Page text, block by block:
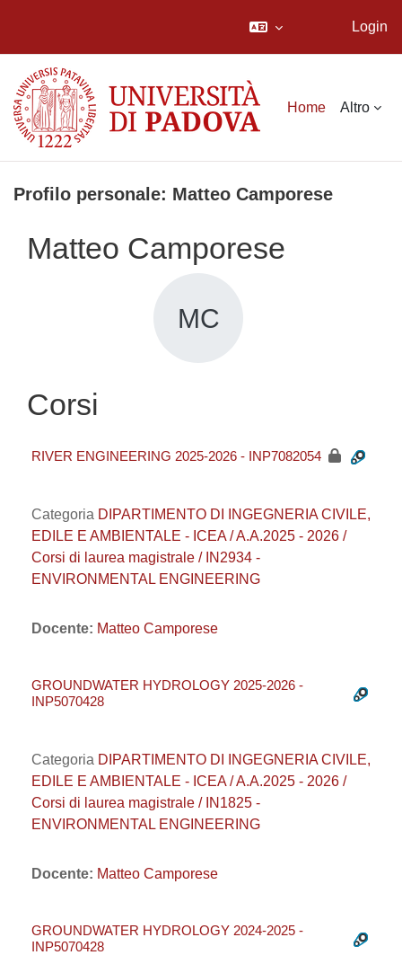
Login
Home Altro
Profilo personale: Matteo Camporese
Matteo Camporese
MC
Corsi
RIVER ENGINEERING 2025-2026 - INP7082054
Categoria DIPARTIMENTO DI INGEGNERIA CIVILE,
EDILE E AMBIENTALE - ICEA / A.A.2025 - 2026 /
Corsi di laurea magistrale / IN2934 -
ENVIRONMENTAL ENGINEERING
Docente: Matteo Camporese
GROUNDWATER HYDROLOGY 2025-2026 -
INP5070428
Categoria DIPARTIMENTO DI INGEGNERIA CIVILE,
EDILE E AMBIENTALE - ICEA / A.A.2025 - 2026 /
Corsi di laurea magistrale / IN1825 -
ENVIRONMENTAL ENGINEERING
Docente: Matteo Camporese
GROUNDWATER HYDROLOGY 2024-2025 -
INP5070428